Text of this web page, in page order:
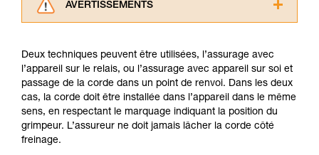
AVERTISSEMENTS
consulter. Vous devez avoir compris les
informations de la notice technique pour
pouvoir comprendre ce complément
d’informations.
Maîtriser ces techniques nécessite une
formation et un entraînement spécifique. Validez
Deux techniques peuvent être utilisées, l’assurage avec
l’appareil sur le relais, ou l’assurage avec appareil sur soi et
passage de la corde dans un point de renvoi. Dans les deux
cas, la corde doit être installée dans l’appareil dans le même
sens, en respectant le marquage indiquant la position du
grimpeur. L’assureur ne doit jamais lâcher la corde côté
freinage.